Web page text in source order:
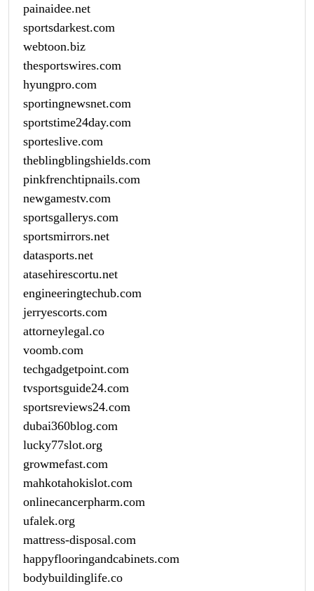
painaidee.net
sportsdarkest.com
webtoon.biz
thesportswires.com
hyungpro.com
sportingnewsnet.com
sportstime24day.com
sporteslive.com
theblingblingshields.com
pinkfrenchtipnails.com
newgamestv.com
sportsgallerys.com
sportsmirrors.net
datasports.net
atasehirescortu.net
engineeringtechub.com
jerryescorts.com
attorneylegal.co
voomb.com
techgadgetpoint.com
tvsportsguide24.com
sportsreviews24.com
dubai360blog.com
lucky77slot.org
growmefast.com
mahkotahokislot.com
onlinecancerpharm.com
ufalek.org
mattress-disposal.com
happyflooringandcabinets.com
bodybuildinglife.co